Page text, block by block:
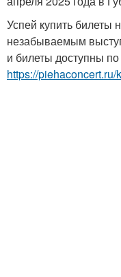
Успей купить билеты
незабываемым
и билеты доступны
https://